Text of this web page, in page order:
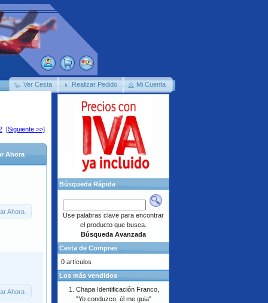
Ver Cesta Realizar Pedido Mi Cuenta
[Siguiente >>]
Ahora
Ahora
Ahora
Búsqueda Rápida
Use palabras clave para encontrar
el producto que busca.
Búsqueda Avanzada
Cesta de Compras
0 artículos
Los más vendidos
Chapa Identificación Franco,
"Yo conduzco, él me guia"